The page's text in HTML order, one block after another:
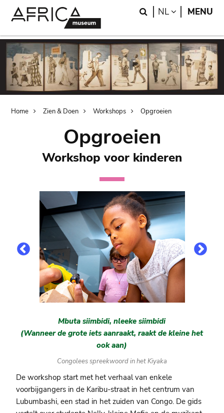
content
Search
NL LANGUAGE
MENU
Breadcrumb
Home Zien & Doen Workshops Opgroeien
Opgroeien
Workshop voor kinderen
Mbuta siimbidi, nleeke siimbidi
(Wanneer de grote iets aanraakt, raakt de kleine het
ook aan)
Congolees spreekwoord in het Kiyaka
De workshop start met het verhaal van enkele
voorbijgangers in de Karibu-straat in het centrum van
Lubumbashi, een stad in het zuiden van Congo. De gids